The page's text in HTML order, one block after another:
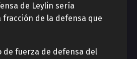
de Leylin sería
fracción de la defensa que
de fuerza de defensa del